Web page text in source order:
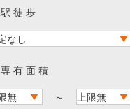
駅徒歩
専有面積
～